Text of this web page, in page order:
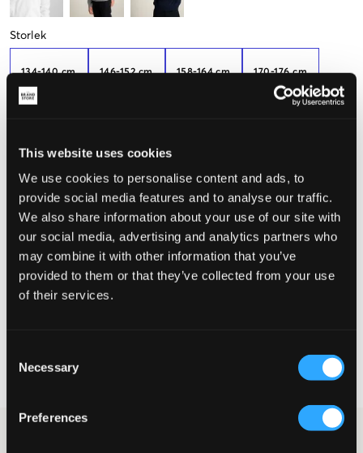
This website uses cookies
We use cookies to personalise content and ads, to
provide social media features and to analyse our traffic.
We also share information about your use of our site with
our social media, advertising and analytics partners who
may combine it with other information that you’ve
provided to them or that they’ve collected from your use
of their services.
Selection
Necessary
Preferences
Storlek
134-140 cm 146-152 cm 158-164 cm 170-176 cm
Få kvar
Upplevd storlek
Perfekt
STORLEKSGUIDE
VÄLJ STORLEK
Öppet köpi 60 dagar
Vit stickad hoodie från Grunt. Ribbade muddar finns nedtill och